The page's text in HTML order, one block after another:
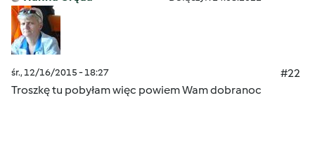
śr., 12/16/2015 - 18:27
#22
Troszkę tu pobyłam więc powiem Wam dobranoc